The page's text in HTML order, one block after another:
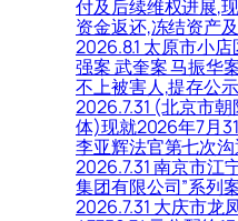
付及后续维权进展,
资金返还,冻结资产
2026.8.1 太原市小
强案 武奎案 马振华
不上被害人,提存公示
2026.7.31 (北京市
体)现就2026年7月
李亚辉法官第七次
2026.7.31 南京市江
集团有限公司”系列
2026.7.31 大庆市龙